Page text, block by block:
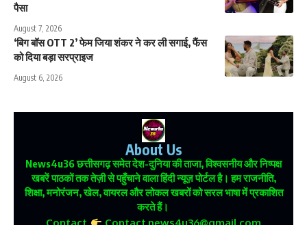
पैसा
August 7, 2026
‘बिग बॉस OTT 2’ फेम जिया शंकर ने कर ली सगाई, फैंस
को दिया बड़ा सरप्राइज
August 6, 2026
About Us
News4u36छत्तीसगढ़ समेत देश-दुनिया की ताजा, विश्वसनीय और निष्पक्ष
खबरें पाठकों तक तेज़ी से पहुँचाने वाला हिंदी न्यूज़ पोर्टल है। हम राजनीति,
शिक्षा, मनोरंजन, खेल, वायरल और लोकल खबरों को सरल भाषा में प्रकाशित
करते हैं।